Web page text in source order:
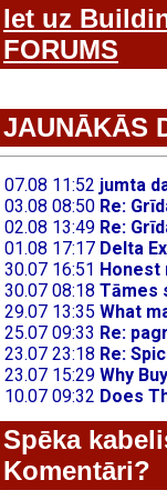
Iet uz
FORUMS
JAUNĀKĀS
Spēka
Komentāri?